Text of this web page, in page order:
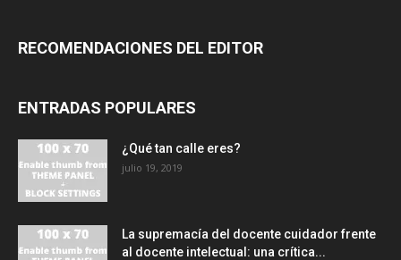
RECOMENDACIONES DEL EDITOR
ENTRADAS POPULARES
¿Qué tan calle eres?
julio 19, 2019
La supremacía del docente cuidador frente
al docente intelectual: una crítica...